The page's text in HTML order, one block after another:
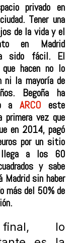
privado en
Tener una
de la vida y el
en Madrid
sido fácil. El
hacen no lo
ni la mayoría de
Begoña ha
a ARCOeste
primera vez que
en 2014, pagó
por un sitio
a los 60
y sabe
Madrid sin haber
más del 50% de
lo